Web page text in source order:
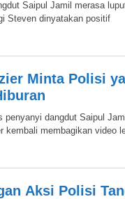
Saipul Jamil merasa
Steven dinyatakan positif
Minta Polisi
penyanyi dangdut Saipul
kembali membagikan video
Aksi Polisi